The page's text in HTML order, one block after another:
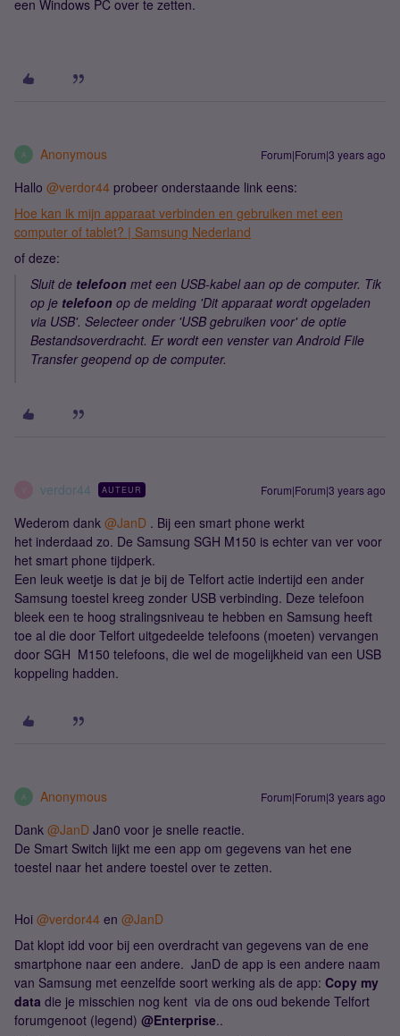
een Windows PC over te zetten.
A Anonymous Forum|Forum|3 years ago
Hallo @verdor44 probeer onderstaande link eens:
Hoe kan ik mijn apparaat verbinden en gebruiken met een
computer of tablet? | Samsung Nederland
of deze:
Sluit de telefoon met een USB-kabel aan op de computer. Tik
op je telefoon op de melding 'Dit apparaat wordt opgeladen
via USB'. Selecteer onder 'USB gebruiken voor' de optie
Bestandsoverdracht. Er wordt een venster van Android File
Transfer geopend op de computer.
verdor44 AUTEUR Forum|Forum|3 years ago
Wederom dank @JanD . Bij een smart phone werkt
het inderdaad zo. De Samsung SGH M150 is echter van ver voor
het smart phone tijdperk.
Een leuk weetje is dat je bij de Telfort actie indertijd een ander
Samsung toestel kreeg zonder USB verbinding. Deze telefoon
bleek een te hoog stralingsniveau te hebben en Samsung heeft
toe al die door Telfort uitgedeelde telefoons (moeten) vervangen
door SGH M150 telefoons, die wel de mogelijkheid van een USB
koppeling hadden.
A Anonymous Forum|Forum|3 years ago
Dank @JanD Jan0 voor je snelle reactie.
De Smart Switch lijkt me een app om gegevens van het ene
toestel naar het andere toestel over te zetten.
​​​​​Hoi @verdor44 en @JanD
Dat klopt idd voor bij een overdracht van gegevens van de ene
smartphone naar een andere. JanD de app is een andere naam
van Samsung met eenzelfde soort werking als de app: Copy my
data die je misschien nog kent via de ons oud bekende Telfort
forumgenoot (legend) @Enterprise..